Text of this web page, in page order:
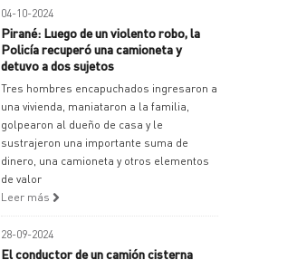
04-10-2024
Pirané: Luego de un violento robo, la
Policía recuperó una camioneta y
detuvo a dos sujetos
Tres hombres encapuchados ingresaron a
una vivienda, maniataron a la familia,
golpearon al dueño de casa y le
sustrajeron una importante suma de
dinero, una camioneta y otros elementos
de valor
Leer más
28-09-2024
El conductor de un camión cisterna